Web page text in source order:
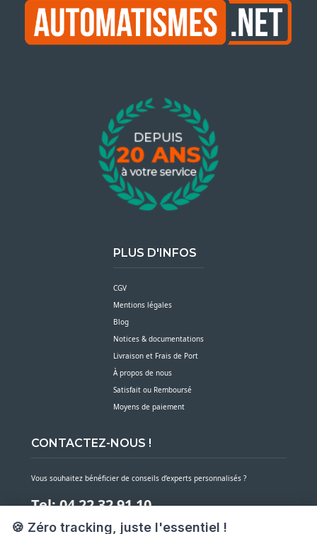
🍪 Zéro tracking, juste l'essentiel !
PLUS D'INFOS
CGV
Mentions légales
Blog
Notices & documentations
Livraison et Frais de Port
À propos de nous
Satisfait ou Remboursé
Moyens de paiement
CONTACTEZ-NOUS !
Vous souhaitez bénéficier de conseils d’experts personnalisés ?
Tel: 04 22 32 91 10
Notre service client est à votre écoute du lundi au vendredi de 7h30 à 16h